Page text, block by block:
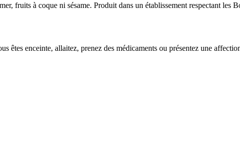
fruits à coque ni sésame. Produit dans un établissement respectant les
êtes enceinte, allaitez, prenez des médicaments ou présentez une